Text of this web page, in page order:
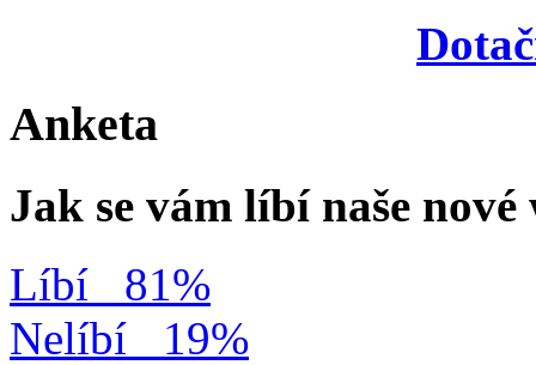
Anketa
Jak se vám líbí naše
Líbí
81%
Nelíbí
19%